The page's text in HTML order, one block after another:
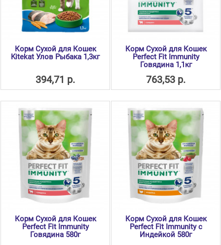
Корм Сухой для Кошек
Kitekat Улов Рыбака 1,3кг
394,71 р.
Корм Сухой для Кошек
Perfect Fit Immunity
Говядина 1,1кг
763,53 р.
Корм Сухой для Кошек
Perfect Fit Immunity
Говядина 580г
Корм Сухой для Кошек
Perfect Fit Immunity с
Индейкой 580г